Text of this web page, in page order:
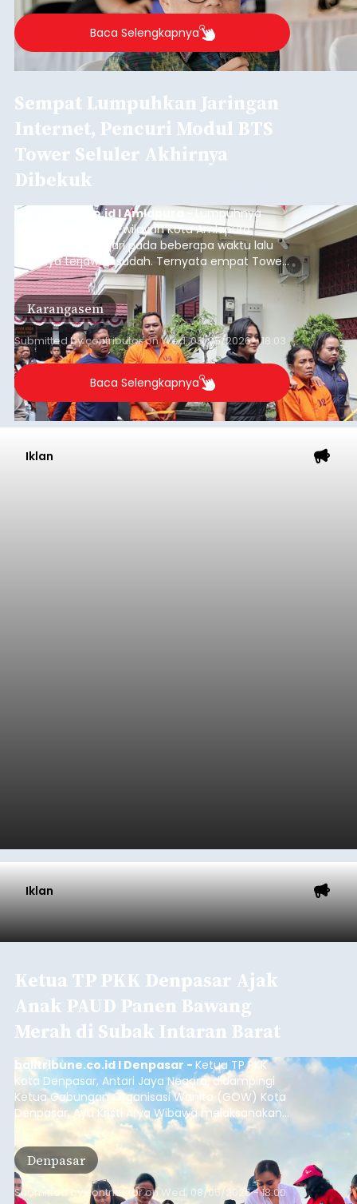
Baca Selengkapnya
Sempat Lumpuhkan Jaringan
Internet, Pencuri Modul BTS
Tower Seluler Akhirnya
Dibekuk
balitribune.co.id I Amlapura - Lumpuhnya
jaringan internet di wilayah Kota Amlapura
selama berhari-hari pada beberapa waktu lalu
akhirnya terjawab sudah. Ternyata empat Tower
BTS Seluler yang berada di lokasi berbeda di
wilayah Karangasem telah dibobol maling,
dimana bagian modul penguat signal yang
berada di Tower BTS Seluler itu hilang dicuri.
Karangasem
Submitted bycontributoronWed, 08/05/2026 - 18:03
Baca Selengkapnya
Iklan
Iklan
Ketua TP PKK Denpasar Ajak
Anak PAUD Panen Bawang
Merah di Subak Intaran Barat
balitribune.co.id I Denpasar - Ketua TP PKK
Kota Denpasar, Antari Jaya Negara, didampingi
Ketua Gabungan Organisasi Wanita (GOW) Kota
Denpasar, Ayu Kristi Arya Wibawa melaksanakan
panen bawang merah dan jagung manis
bersama anak-anak Pendidikan Anak Usia Dini
(PAUD) di Subak Intaran Barat, Rabu (5/8/2026).
Denpasar
Submitted by contributoron Wed, 08/05/2026 - 18:00